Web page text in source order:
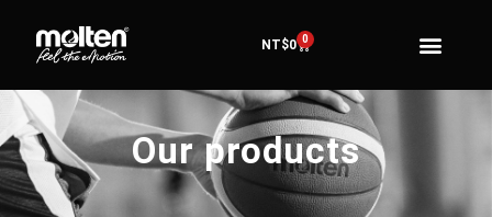
NT$0 0
Our products